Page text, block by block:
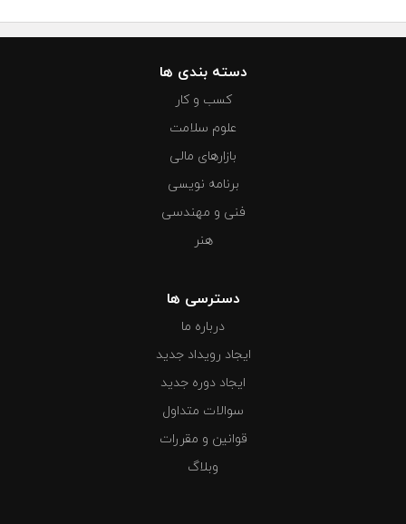
دسته بندی ها
کسب و کار
علوم سلامت
بازارهای مالی
برنامه نویسی
فنی و مهندسی
هنر
دسترسی ها
درباره ما
ایجاد رویداد جدید
ایجاد دوره جدید
سوالات متداول
قوانین و مقررات
وبلاگ